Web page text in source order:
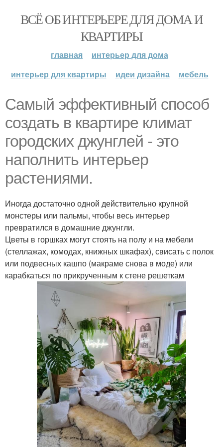
ВСЁ ОБ ИНТЕРЬЕРЕ ДЛЯ ДОМА И
КВАРТИРЫ
главная
интерьер для дома
интерьер для квартиры
идеи дизайна мебель
Самый эффективный способ
создать в квартире климат
городских джунглей - это
наполнить интерьер
растениями.
Иногда достаточно одной действительно крупной
монстеры или пальмы, чтобы весь интерьер
превратился в домашние джунгли.
Цветы в горшках могут стоять на полу и на мебели
(стеллажах, комодах, книжных шкафах), свисать с полок
или подвесных кашпо (макраме снова в моде) или
карабкаться по прикрученным к стене решеткам